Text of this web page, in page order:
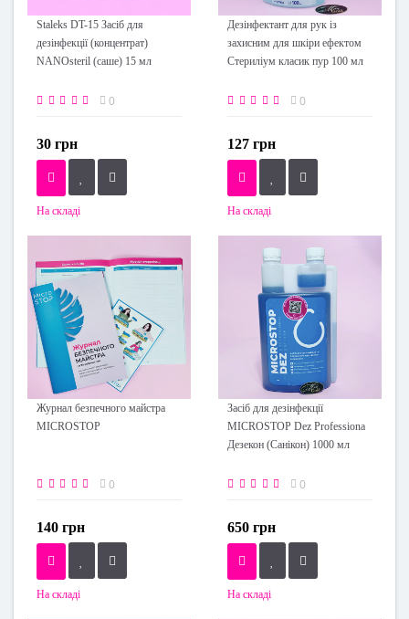
Staleks DT-15 Засіб для
дезінфекції (концентрат)
NANOsteril (саше) 15 мл
0
30 грн
На складі
Дезінфектант для рук із
захисним для шкіри ефектом
Стериліум класик пур 100 мл
0
127 грн
На складі
Журнал безпечного майстра
MICROSTOP
0
140 грн
На складі
Засіб для дезінфекції
MICROSTOP Dez Professiona
Дезекон (Санікон) 1000 мл
0
650 грн
На складі